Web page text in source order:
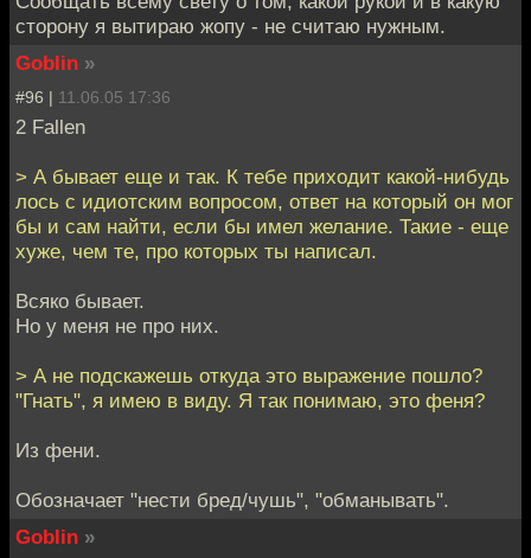
сторону я вытираю жопу - не считаю нужным.
Goblin »
#96 | 11.06.05 17:36
2 Fallen
> А бывает еще и так. К тебе приходит какой-нибудь
лось с идиотским вопросом, ответ на который он мог
бы и сам найти, если бы имел желание. Такие - еще
хуже, чем те, про которых ты написал.
Всяко бывает.
Но у меня не про них.
> А не подскажешь откуда это выражение пошло?
"Гнать", я имею в виду. Я так понимаю, это феня?
Из фени.
Обозначает "нести бред/чушь", "обманывать".
Goblin »